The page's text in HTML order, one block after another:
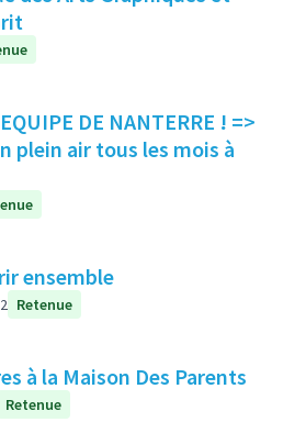
DE NANTERRE ! =>
plein air tous les mois à
ensemble
2 Retenue
à la Maison Des Parents
Retenue